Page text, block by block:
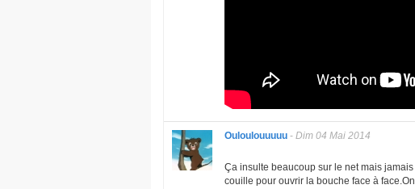
Ouloulouuuuu - Dim 04 Mai 2014
Ça insulte beaucoup sur le net mais
couille pour ouvrir la bouche face à